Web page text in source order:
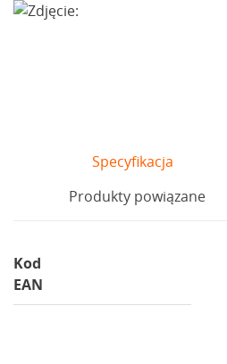
Specyfikacja
Produkty powiązane
Kod
EAN